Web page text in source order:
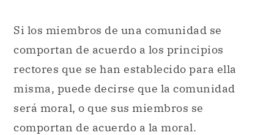
Si los miembros de una comunidad se
comportan de acuerdo a los principios
rectores que se han establecido para ella
misma, puede decirse que la comunidad
será moral, o que sus miembros se
comportan de acuerdo a la moral.